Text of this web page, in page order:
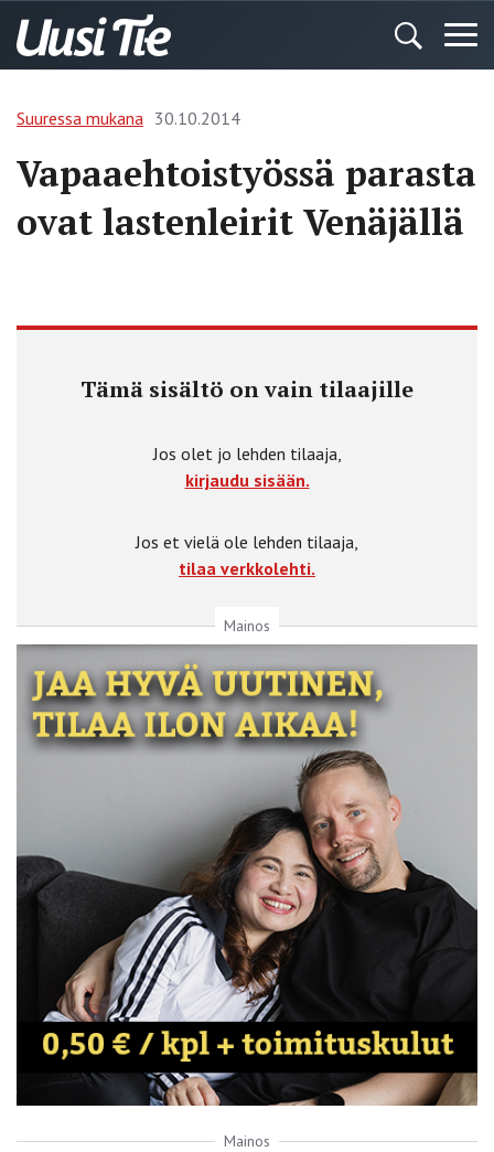
Suuressa mukana 30.10.2014
Vapaaehtoistyössä parasta
ovat lastenleirit Venäjällä
Tämä sisältö on vain tilaajille
Jos olet jo lehden tilaaja,
kirjaudu sisään.
Jos et vielä ole lehden tilaaja,
tilaa verkkolehti.
Mainos
Mainos